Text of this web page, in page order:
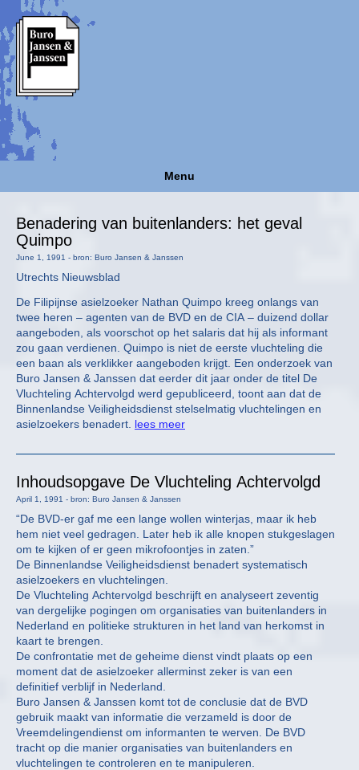
Menu
Benadering van buitenlanders: het geval
Quimpo
June 1, 1991 - bron: Buro Jansen & Janssen
Utrechts Nieuwsblad
De Filipijnse asielzoeker Nathan Quimpo kreeg onlangs van
twee heren – agenten van de BVD en de CIA – duizend dollar
aangeboden, als voorschot op het salaris dat hij als informant
zou gaan verdienen. Quimpo is niet de eerste vluchteling die
een baan als verklikker aangeboden krijgt. Een onderzoek van
Buro Jansen & Janssen dat eerder dit jaar onder de titel De
Vluchteling Achtervolgd werd gepubliceerd, toont aan dat de
Binnenlandse Veiligheidsdienst stelselmatig vluchtelingen en
asielzoekers benadert. lees meer
Inhoudsopgave De Vluchteling Achtervolgd
April 1, 1991 - bron: Buro Jansen & Janssen
“De BVD-er gaf me een lange wollen winterjas, maar ik heb
hem niet veel gedragen. Later heb ik alle knopen stukgeslagen
om te kijken of er geen mikrofoontjes in zaten.”
De Binnenlandse Veiligheidsdienst benadert systematisch
asielzoekers en vluchtelingen.
De Vluchteling Achtervolgd beschrijft en analyseert zeventig
van dergelijke pogingen om organisaties van buitenlanders in
Nederland en politieke strukturen in het land van herkomst in
kaart te brengen.
De confrontatie met de geheime dienst vindt plaats op een
moment dat de asielzoeker allerminst zeker is van een
definitief verblijf in Nederland.
Buro Jansen & Janssen komt tot de conclusie dat de BVD
gebruik maakt van informatie die verzameld is door de
Vreemdelingendienst om informanten te werven. De BVD
tracht op die manier organisaties van buitenlanders en
vluchtelingen te controleren en te manipuleren.